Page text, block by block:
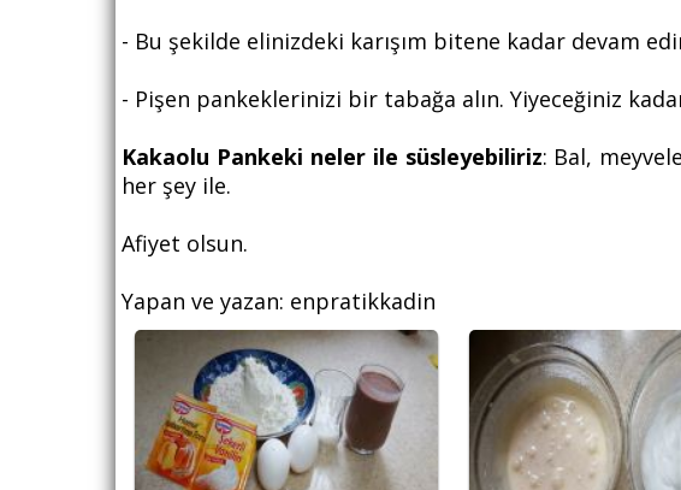
- Bu şekilde elinizdeki karışım bitene kadar devam
- Pişen pankeklerinizi bir tabağa alın. Yiyeceğiniz
Kakaolu Pankeki neler ile süsleyebiliriz: Bal,
her şey ile.
Afiyet olsun.
Yapan ve yazan: enpratikkadin